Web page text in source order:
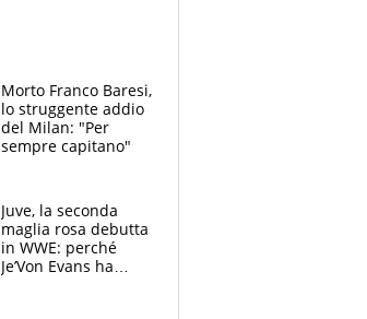
Morto Franco Baresi,
lo struggente addio
del Milan: "Per
sempre capitano"
Juve, la seconda
maglia rosa debutta
in WWE: perché
Je’Von Evans ha